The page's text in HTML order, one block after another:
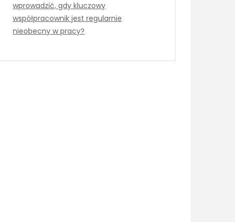
wprowadzić, gdy kluczowy
współpracownik jest regularnie
nieobecny w pracy?